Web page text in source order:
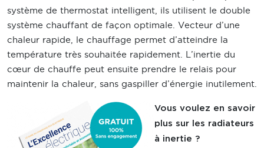
système de thermostat intelligent, ils utilisent le double
système chauffant de façon optimale. Vecteur d’une
chaleur rapide, le chauffage permet d’atteindre la
température très souhaitée rapidement. L’inertie du
cœur de chauffe peut ensuite prendre le relais pour
maintenir la chaleur, sans gaspiller d’énergie inutilement.
Vous voulez en savoir
plus sur les radiateurs
à inertie ?